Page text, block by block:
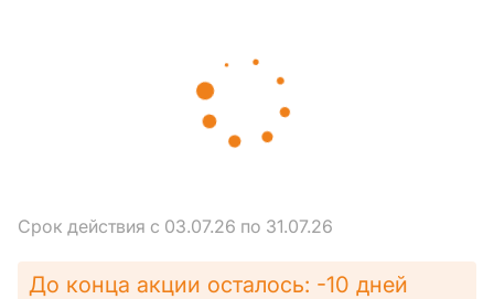
Срок действия с 03.07.26 по 31.07.26
До конца акции осталось: -10 дней